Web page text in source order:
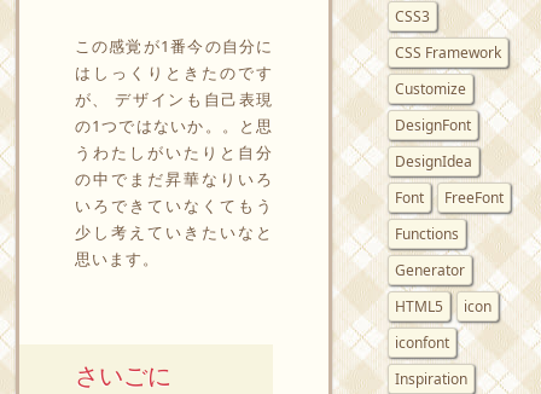
この感覚が1番今の自分に
はしっくりときたのです
が、 デザインも自己表現
の1つではないか。。と思
うわたしがいたりと自分
の中でまだ昇華なりいろ
いろできていなくてもう
少し考えていきたいなと
思います。
さいごに
CSS3
CSS Framework
Customize
DesignFont
DesignIdea
Font
FreeFont
Functions
Generator
HTML5
icon
iconfont
Inspiration